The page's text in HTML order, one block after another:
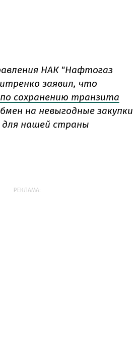
НАК "Нафтогаз
заявил, что
сохранению транзита
на невыгодные закупки
для нашей страны
РЕКЛАМА: